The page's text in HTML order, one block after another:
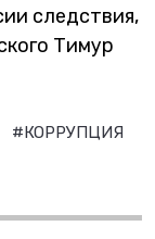
следствия,
Тимур
#КОРРУПЦИЯ